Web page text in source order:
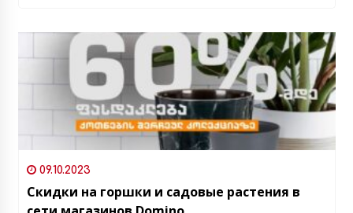
09.10.2023
Скидки на горшки и садовые растения в